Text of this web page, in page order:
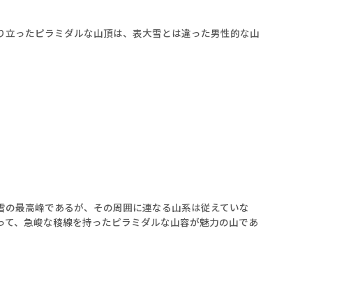
ったピラミダルな山頂は、表大雪とは違った男性的な山
最高峰であるが、その周囲に連なる山系は従えていな
、急峻な稜線を持ったピラミダルな山容が魅力の山であ